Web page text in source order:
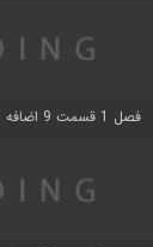
فصل 1 قسمت 9 اضافه شد